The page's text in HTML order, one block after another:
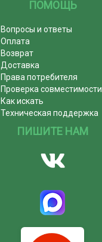
ПОМОЩЬ
Вопросы и ответы
Оплата
Возврат
Доставка
Права потребителя
Проверка совместимости
Как искать
Техническая поддержка
ПИШИТЕ НАМ